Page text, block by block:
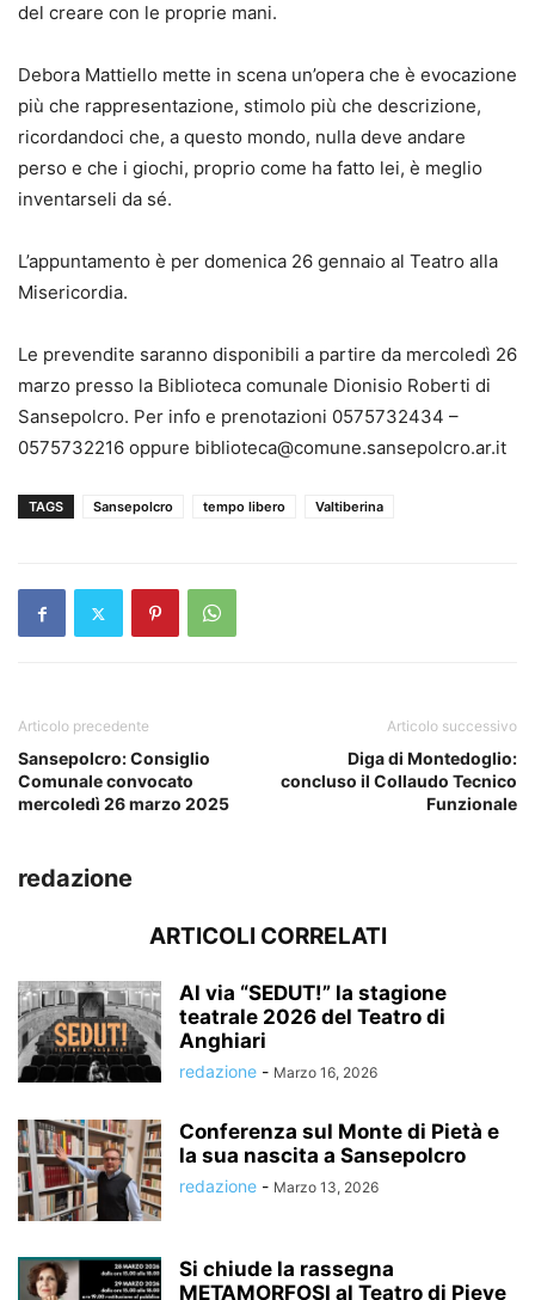
del creare con le proprie mani.
Debora Mattiello mette in scena un’opera che è evocazione
più che rappresentazione, stimolo più che descrizione,
ricordandoci che, a questo mondo, nulla deve andare
perso e che i giochi, proprio come ha fatto lei, è meglio
inventarseli da sé.
L’appuntamento è per domenica 26 gennaio al Teatro alla
Misericordia.
Le prevendite saranno disponibili a partire da mercoledì 26
marzo presso la Biblioteca comunale Dionisio Roberti di
Sansepolcro. Per info e prenotazioni 0575732434 –
0575732216 oppure biblioteca@comune.sansepolcro.ar.it
TAGS Sansepolcro tempo libero Valtiberina
Articolo precedente
Sansepolcro: Consiglio
Comunale convocato
mercoledì 26 marzo 2025
Articolo successivo
Diga di Montedoglio:
concluso il Collaudo Tecnico
Funzionale
redazione
ARTICOLI CORRELATI
Al via “SEDUT!” la stagione
teatrale 2026 del Teatro di
Anghiari
redazione - Marzo 16, 2026
Conferenza sul Monte di Pietà e
la sua nascita a Sansepolcro
redazione - Marzo 13, 2026
Si chiude la rassegna
METAMORFOSI al Teatro di Pieve